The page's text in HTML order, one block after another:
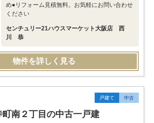
め●リフォーム見積無料。お気軽にお問い合わせ
ください
センチュリー21ハウスマーケット大阪店 西
川 恭
物件を詳しく見る
戸建て 中古
町南２丁目の中古一戸建